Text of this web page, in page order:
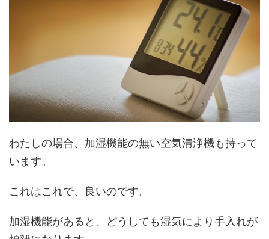
わたしの場合、加湿機能の無い空気清浄機も持って
います。
これはこれで、良いのです。
加湿機能があると、どうしても湿気により手入れが